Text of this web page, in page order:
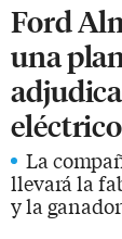
Ford
una
La
llevará la
y la